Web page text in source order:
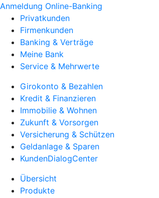
Anmeldung Online-Banking
Privatkunden
Firmenkunden
Banking & Verträge
Meine Bank
Service & Mehrwerte
Girokonto & Bezahlen
Kredit & Finanzieren
Immobilie & Wohnen
Zukunft & Vorsorgen
Versicherung & Schützen
Geldanlage & Sparen
KundenDialogCenter
Übersicht
Produkte